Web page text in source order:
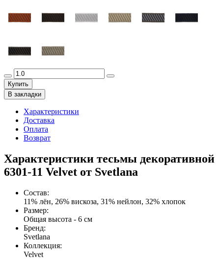
Купить
В закладки
Характеристики
Доставка
Оплата
Возврат
Характеристики тесьмы декоративной
6301-11 Velvet от Svetlana
Состав:
11% лён, 26% вискоза, 31% нейлон, 32% хлопок
Размер:
Общая высота - 6 см
Бренд:
Svetlana
Коллекция:
Velvet